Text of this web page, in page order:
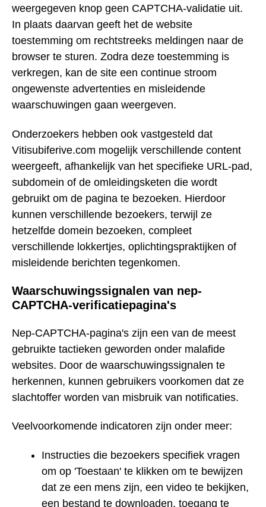
weergegeven knop geen CAPTCHA-validatie uit.
In plaats daarvan geeft het de website
toestemming om rechtstreeks meldingen naar de
browser te sturen. Zodra deze toestemming is
verkregen, kan de site een continue stroom
ongewenste advertenties en misleidende
waarschuwingen gaan weergeven.
Onderzoekers hebben ook vastgesteld dat
Vitisubiferive.com mogelijk verschillende content
weergeeft, afhankelijk van het specifieke URL-pad,
subdomein of de omleidingsketen die wordt
gebruikt om de pagina te bezoeken. Hierdoor
kunnen verschillende bezoekers, terwijl ze
hetzelfde domein bezoeken, compleet
verschillende lokkertjes, oplichtingspraktijken of
misleidende berichten tegenkomen.
Waarschuwingssignalen van nep-
CAPTCHA-verificatiepagina's
Nep-CAPTCHA-pagina's zijn een van de meest
gebruikte tactieken geworden onder malafide
websites. Door de waarschuwingssignalen te
herkennen, kunnen gebruikers voorkomen dat ze
slachtoffer worden van misbruik van notificaties.
Veelvoorkomende indicatoren zijn onder meer:
Instructies die bezoekers specifiek vragen
om op 'Toestaan' te klikken om te bewijzen
dat ze een mens zijn, een video te bekijken,
een bestand te downloaden, toegang te